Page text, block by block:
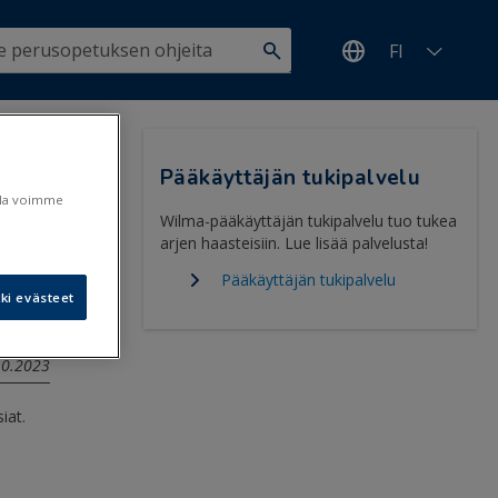
FI
Pääkäyttäjän tukipalvelu
Wilma-pääkäyttäjän tukipalvelu tuo tukea
arjen haasteisiin. Lue lisää palvelusta!
Pääkäyttäjän tukipalvelu
voimme
evästeet